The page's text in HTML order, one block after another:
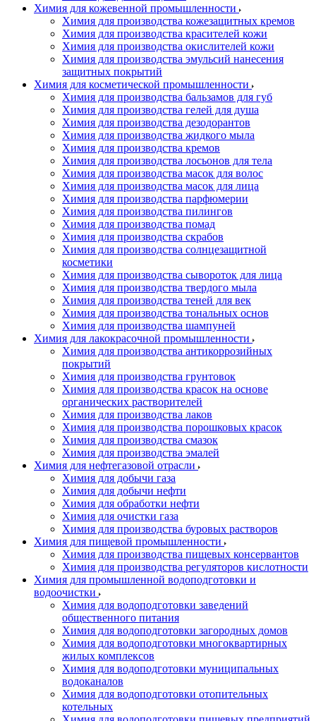
Химия для кожевенной промышленности
Химия для производства кожезащитных кремов
Химия для производства красителей кожи
Химия для производства окислителей кожи
Химия для производства эмульсий нанесения
защитных покрытий
Химия для косметической промышленности
Химия для производства бальзамов для губ
Химия для производства гелей для душа
Химия для производства дезодорантов
Химия для производства жидкого мыла
Химия для производства кремов
Химия для производства лосьонов для тела
Химия для производства масок для волос
Химия для производства масок для лица
Химия для производства парфюмерии
Химия для производства пилингов
Химия для производства помад
Химия для производства скрабов
Химия для производства солнцезащитной
косметики
Химия для производства сывороток для лица
Химия для производства твердого мыла
Химия для производства теней для век
Химия для производства тональных основ
Химия для производства шампуней
Химия для лакокрасочной промышленности
Химия для производства антикоррозийных
покрытий
Химия для производства грунтовок
Химия для производства красок на основе
органических растворителей
Химия для производства лаков
Химия для производства порошковых красок
Химия для производства смазок
Химия для производства эмалей
Химия для нефтегазовой отрасли
Химия для добычи газа
Химия для добычи нефти
Химия для обработки нефти
Химия для очистки газа
Химия для производства буровых растворов
Химия для пищевой промышленности
Химия для производства пищевых консервантов
Химия для производства регуляторов кислотности
Химия для промышленной водоподготовки и
водоочистки
Химия для водоподготовки заведений
общественного питания
Химия для водоподготовки загородных домов
Химия для водоподготовки многоквартирных
жилых комплексов
Химия для водоподготовки муниципальных
водоканалов
Химия для водоподготовки отопительных
котельных